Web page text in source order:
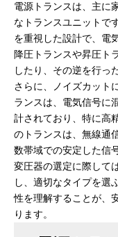
電源トランスは、主に
なトランスユニットで
を重視した設計で、電
降圧トランスや昇圧ト
したり、その逆を行っ
さらに、ノイズカット
ランスは、電気信号に
計されており、特に高
のトランスは、無線通
数帯域での安定した信
変圧器の選定に際して
し、適切なタイプを選
性を理解することが、
ります。